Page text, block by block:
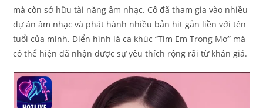
mà còn sở hữu tài năng âm nhạc. Cô đã tham gia vào nhiều
dự án âm nhạc và phát hành nhiều bản hit gắn liền với tên
tuổi của mình. Điển hình là ca khúc “Tìm Em Trong Mơ” mà
cô thể hiện đã nhận được sự yêu thích rộng rãi từ khán giả.